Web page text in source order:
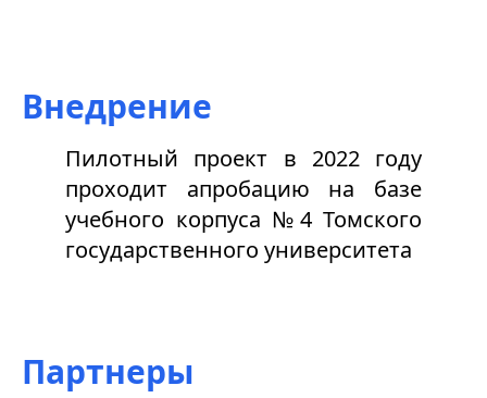
Внедрение
Пилотный проект в 2022 году
проходит апробацию на базе
учебного корпуса №4 Томского
государственного университета
Партнеры